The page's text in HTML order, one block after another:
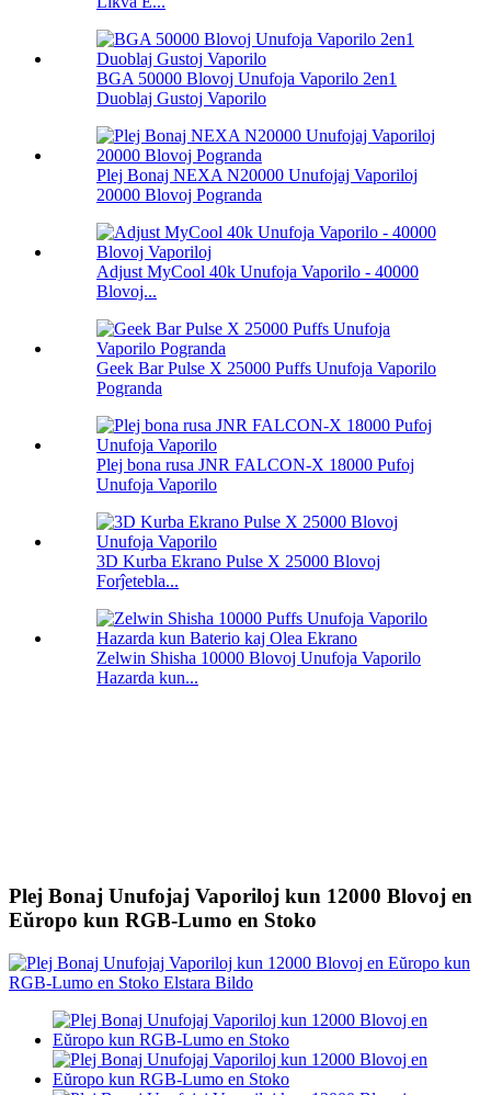
BGA 50000 Blovoj Unufoja Vaporilo 2en1
Duoblaj Gustoj Vaporilo
Plej Bonaj NEXA N20000 Unufojaj Vaporiloj
20000 Blovoj Pogranda
Adjust MyCool 40k Unufoja Vaporilo - 40000
Blovoj...
Geek Bar Pulse X 25000 Puffs Unufoja Vaporilo
Pogranda
Plej bona rusa JNR FALCON-X 18000 Pufoj
Unufoja Vaporilo
3D Kurba Ekrano Pulse X 25000 Blovoj
Forĵetebla...
Zelwin Shisha 10000 Blovoj Unufoja Vaporilo
Hazarda kun...
Plej Bonaj Unufojaj Vaporiloj kun 12000 Blovoj en
Eŭropo kun RGB-Lumo en Stoko